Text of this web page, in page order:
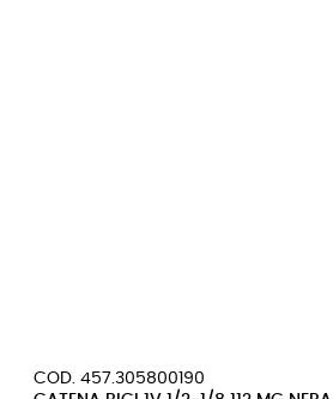
COD. 457.305800190